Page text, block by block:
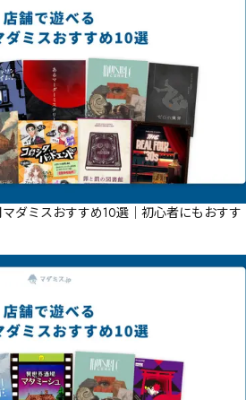
マダミスおすすめ10選｜初心者にもおすす